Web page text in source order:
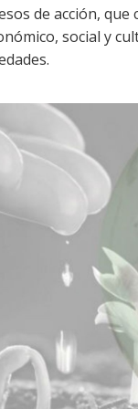
de acción,
social y